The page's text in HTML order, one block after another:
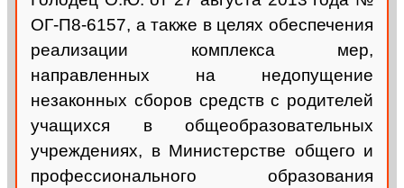
ОГ-П8-6157, а также в целях обеспечения
реализации комплекса мер,
направленных на недопущение
незаконных сборов средств с родителей
учащихся в общеобразовательных
учреждениях, в Министерстве общего и
профессионального образования